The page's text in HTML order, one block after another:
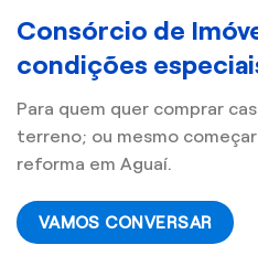
Consórcio de
condições
Para quem quer comprar
terreno; ou mesmo
reforma em Aguaí.
VAMOS CONVERSAR